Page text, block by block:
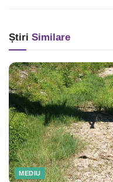
Știri Similare
MEDIU